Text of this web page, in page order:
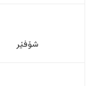
شۆفێر